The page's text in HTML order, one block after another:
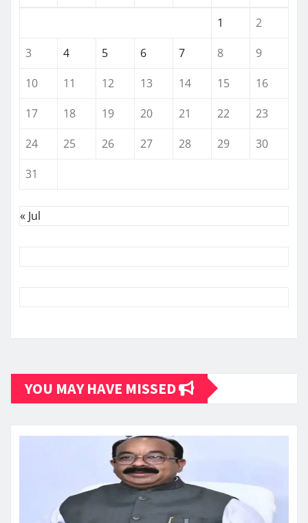
1
2
3
4 5 6 7 8
9
10
11 12 13 14 15
16
17
18 19 20 21 22
23
24
25 26 27 28 29
30
31
« Jul
YOU MAY HAVE MISSED